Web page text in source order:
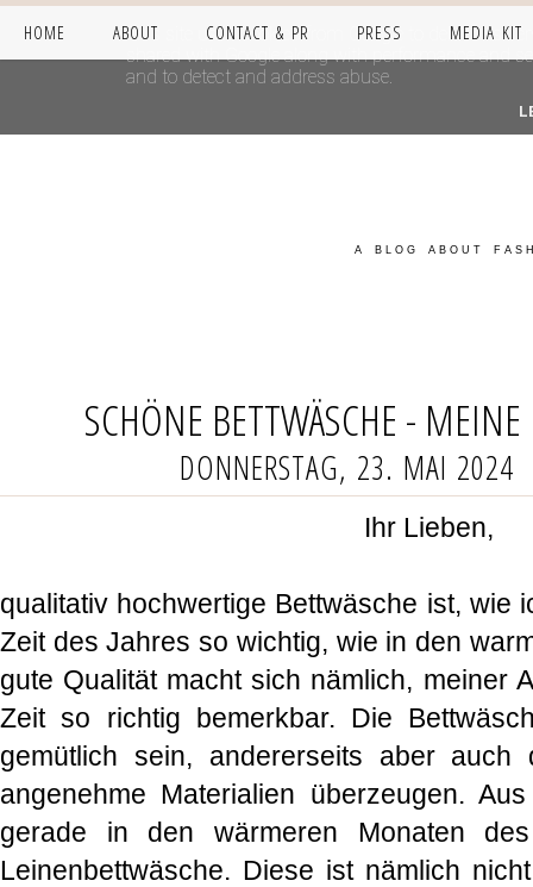
HOME ABOUT CONTACT & PR PRESS MEDIA KIT
A BLOG ABOUT
SCHÖNE BETTWÄSCHE -
DONNERSTAG, 23. MAI 2024
Ihr Lieben,
qualitativ hochwertige Bettwäsche ist, wie
Zeit des Jahres so wichtig, wie in den
gute Qualität macht sich nämlich, meiner
Zeit so richtig bemerkbar. Die
gemütlich sein, andererseits aber auch
angenehme Materialien überzeugen.
gerade in den wärmeren Monaten
Leinenbettwäsche. Diese ist nämlich
This site uses cookies from Google to deliver its
shared with Google along with performance and
and to detect and address abuse.